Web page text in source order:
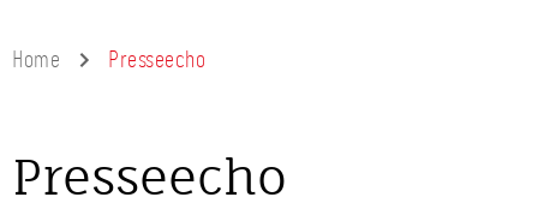
Home Presseecho
Presseecho